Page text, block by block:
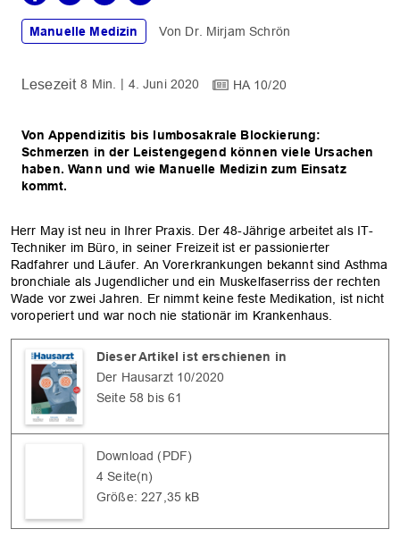
Manuelle Medizin Dr. Mirjam Schrön
8 Min. 4. Juni 2020 HA 10/20
Von Appendizitis bis lumbosakrale Blockierung:
Schmerzen in der Leistengegend können viele Ursachen
haben. Wann und wie Manuelle Medizin zum Einsatz
kommt.
Herr May ist neu in Ihrer Praxis. Der 48-Jährige arbeitet als IT-
Techniker im Büro, in seiner Freizeit ist er passionierter
Radfahrer und Läufer. An Vorerkrankungen bekannt sind Asthma
bronchiale als Jugendlicher und ein Muskelfaserriss der rechten
Wade vor zwei Jahren. Er nimmt keine feste Medikation, ist nicht
voroperiert und war noch nie stationär im Krankenhaus.
Dieser Artikel ist erschienen in
Der Hausarzt 10/2020
Seite 58 bis 61
Download (PDF)
4 Seite(n)
Größe: 227,35 kB